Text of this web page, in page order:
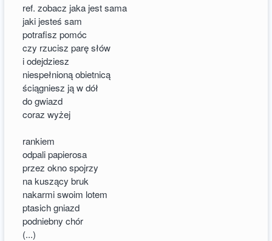
ref. zobacz jaka jest sama
jaki jesteś sam
potrafisz pomóc
czy rzucisz parę słów
i odejdziesz
niespełnioną obietnicą
ściągniesz ją w dół
do gwiazd
coraz wyżej
rankiem
odpali papierosa
przez okno spojrzy
na kuszący bruk
nakarmi swoim lotem
ptasich gniazd
podniebny chór
(...)